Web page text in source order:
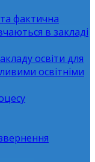
фактична
в закладі
освіти для
освітніми